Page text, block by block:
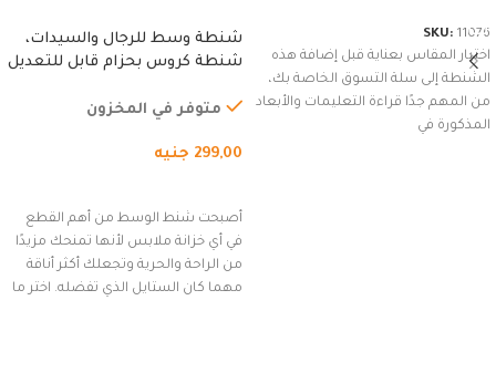
SKU: 11076
اختيار المقاس بعناية قبل إضافة هذه
الشنطة إلى سلة التسوق الخاصة بك،
من المهم جدًا قراءة التعليمات والأبعاد
المذكورة في
شنطة وسط للرجال والسيدات،
شنطة كروس بحزام قابل للتعديل
السفر، الجري العادي، المشي
(رمادي)
متوفر في المخزون
299,00 جنيه
أصبحت شنط الوسط من أهم القطع
في أي خزانة ملابس لأنها تمنحك مزيدًا
من الراحة والحرية وتجعلك أكثر أناقة
مهما كان الستايل الذي تفضله. اختر ما